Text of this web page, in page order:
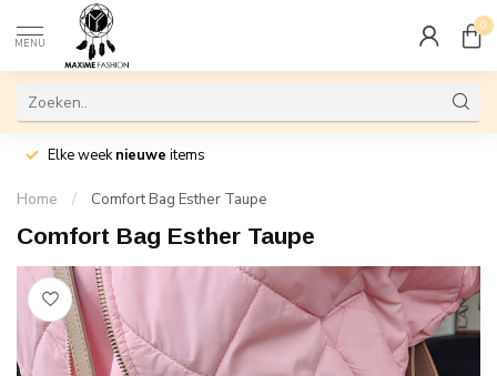
MENU
0
Elke weeknieuwe items
Home / Comfort Bag Esther Taupe
Comfort Bag Esther Taupe